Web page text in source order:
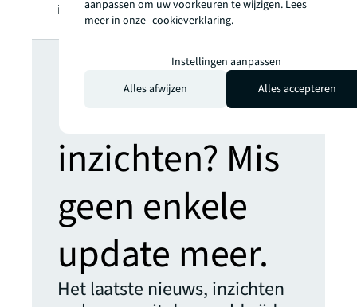
informatie kijk op onze website: jll.com .
Op zoek naar
meer
inzichten? Mis
geen enkele
update meer.
Het laatste nieuws, inzichten
aanpassen om uw voorkeuren te wijzigen. Lees
meer in onze cookieverklaring.
Instellingen aanpassen
Alles afwijzen
Alles accepteren